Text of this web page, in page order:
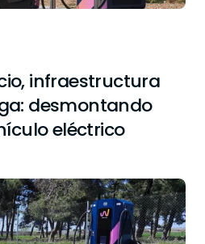
infraestructura
desmontando
eléctrico